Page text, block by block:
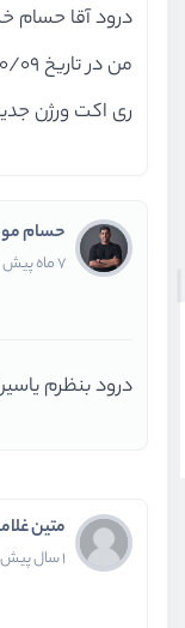
بخش چهارم
بخش پنجم
درود آقا حسام
ری اکت ورژن
حسام
7 ماه پیش
درود بنظرم
متین
1 سال پیش